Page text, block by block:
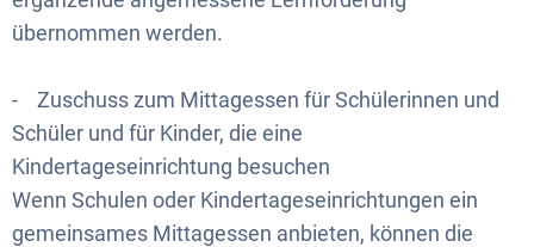
übernommen werden.
- Zuschuss zum Mittagessen für Schülerinnen und
Schüler und für Kinder, die eine
Kindertageseinrichtung besuchen
Wenn Schulen oder Kindertageseinrichtungen ein
gemeinsames Mittagessen anbieten, können die